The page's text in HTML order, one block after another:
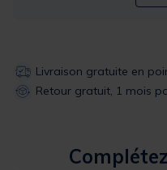
Livraison gratuite en
Retour gratuit, 1 mois